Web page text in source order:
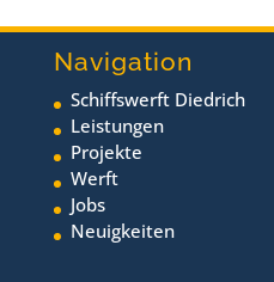
Navigation
Schiffswerft Diedrich
Leistungen
Projekte
Werft
Jobs
Neuigkeiten